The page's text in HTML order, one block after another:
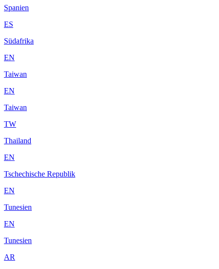
Spanien
ES
Südafrika
EN
Taiwan
EN
Taiwan
TW
Thailand
EN
Tschechische Republik
EN
Tunesien
EN
Tunesien
AR